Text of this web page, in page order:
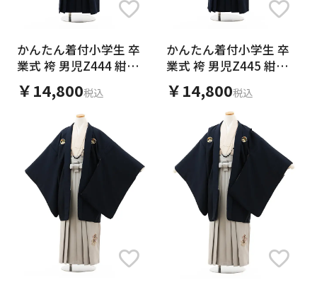
かんたん着付小学生 卒
業式 袴 男児Z444 紺紋
付×紺
￥14,800税込
かんたん着付小学生 卒
業式 袴 男児Z445 紺紋
付×紺
￥14,800税込
2026年3月23日 ネロリさん（50代・女性）
小学校卒業式でレンタルしました。
150センチの息子にぴったりで、とっても素敵な
衣装で良い卒業式となりました！
まわりからもとても好評で、息子も家族も
大満足です！
ありがとうございました！！
2025年3月24日 mmmさん（40代・女性）
コチラにして本当に良かったです。
落ち着いた色味ですが、暗すぎず、大人っぽす
ぎず、小学校の卒業式にはピッタリでした。
生地もしっかりしているため、安っぽく見えな
いし、張りがあるため着付けもしやすかったで
す。(着物を着せるのは全くの初めて な ド素人で
すが、YouTubeを観て一度練習して何とかなり
ました。)
身長147センチ、袴の長さは草履でちょうど良
2024年3月25日 mikiさん（10代・男性）
ブルーのグラデーションが白に映えてとってもか
っこよかったです！たくさん褒めてもらえまし
た。大満足です。ありがとうございます！
息子の卒業式用にお借りしました。着付けも簡
らも好評でした。
2024年3月25日 mkさん（30代・女性）
小学校卒業式で利用させてもらいました。
デザインがかわいくて沢山のお褒めをいただき
ました。
着付けもYouTubeを見ながら2、3回練習したら
しっかりできました。
ありがとうございました♪
2024年3月18日 まるさん（40代・女性）
とても綺麗で素敵なお着物でした。
2023年3月25日 2児の母@横浜さん（40代・女性）
息子の小学校の卒業式にお借りしました。
うちの学校では袴の男子も10名近くいました
が、シンプルで質の良いこちらの袴は逆に珍し
く、皆さまから高評価をいただきました。
日にち変更や足袋のサイズへの相談にもきめ細
かく乗ってくださいました。
次男の時もこちらでお世話になろうと思います。
ありがとうございました。
2023年3月23日 はるめいさん（30代・女性）
リーズナブルな値段なのに生地がしっかりして
いて写真通りでとても良かったです
娘の卒業式でも是非またお願いしたいと思いま
初めての着付けで自分なりに調べてやりました
が着付けの仕方が書いてある物等があるともっ
と良いと思いました
2022年4月5日 HMさん（10代・男性）
生地もしっかりしていて高級感がありました。
息子も『カッコいい』と喜んでました(*^^*)
2021年3月25日 マリコさん（40代・女性）
発色もそのまま、とても可愛く着る事ができまし
た。
返却も簡単でした。